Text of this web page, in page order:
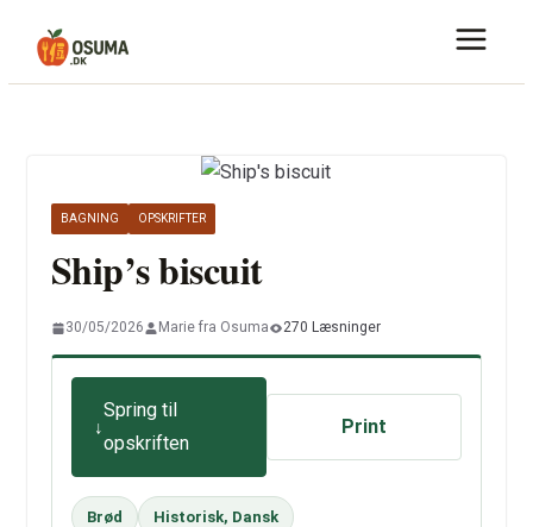
BAGNING OPSKRIFTER
Ship’s biscuit
30/05/2026 Marie fra Osuma 270 Læsninger
Spring til
opskriften
Print
Brød Historisk, Dansk